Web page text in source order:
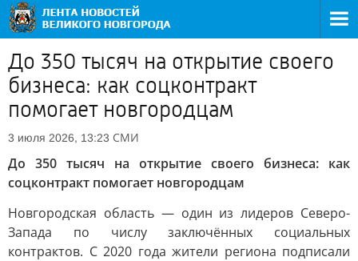
До 350 тысяч на открытие своего
бизнеса: как соцконтракт
помогает новгородцам
3 июля 2026, 13:23 СМИ
До 350 тысяч на открытие своего бизнеса: как
соцконтракт помогает новгородцам
Новгородская область — один из лидеров Северо-
Запада по числу заключённых социальных
контрактов. С 2020 года жители региона подписали